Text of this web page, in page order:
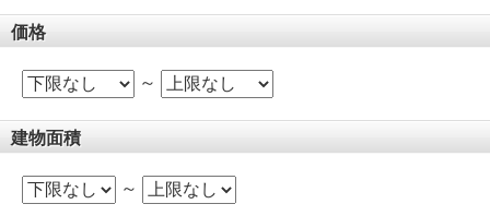
価格
～
建物面積
～